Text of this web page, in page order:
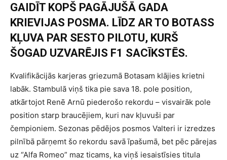
GAIDĪT KOPŠ PAGĀJUŠĀ GADA
KRIEVIJAS POSMA. LĪDZ AR TO BOTASS
KĻUVA PAR SESTO PILOTU, KURŠ
ŠOGAD UZVARĒJIS F1 SACĪKSTĒS.
Kvalifikācijās karjeras griezumā Botasam klājies krietni
labāk. Stambulā viņš tika pie sava 18. pole position,
atkārtojot Renē Arnū piederošo rekordu – visvairāk pole
position starp braucējiem, kuri nav kļuvuši par
čempioniem. Sezonas pēdējos posmos Valteri ir izredzes
pilnībā pārņemt šo rekordu savā īpašumā, bet pēc pārejas
uz “Alfa Romeo” maz ticams, ka viņš iesaistīsies titula